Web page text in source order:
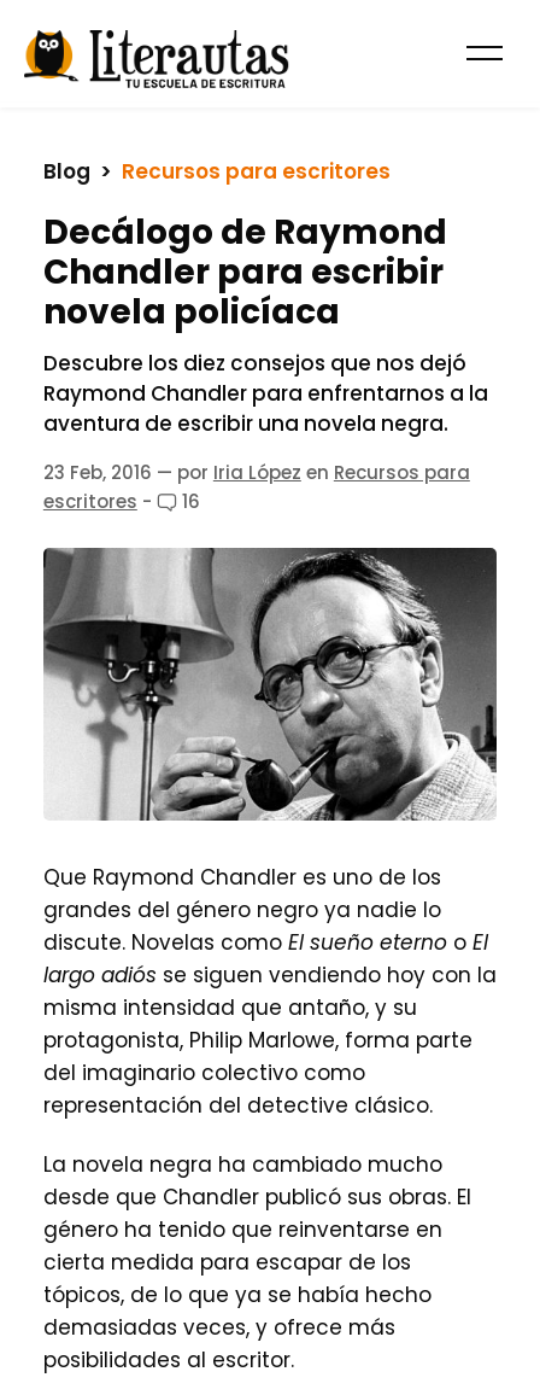
Blog
  >
Recursos para escritores
Decálogo de Raymond
Chandler para escribir
novela policíaca
Descubre los diez consejos que nos dejó
Raymond Chandler para enfrentarnos a la
aventura de escribir una novela negra.
23 Feb, 2016 — por Iria López en Recursos para
escritores - 16
Que Raymond Chandler es uno de los
grandes del género negro ya nadie lo
discute. Novelas como El sueño eternoo El
largo adiós se siguen vendiendo hoy con la
misma intensidad que antaño, y su
protagonista, Philip Marlowe, forma parte
del imaginario colectivo como
representación del detective clásico.
La novela negra ha cambiado mucho
desde que Chandler publicó sus obras. El
género ha tenido que reinventarse en
cierta medida para escapar de los
tópicos, de lo que ya se había hecho
demasiadas veces, y ofrece más
posibilidades al escritor.